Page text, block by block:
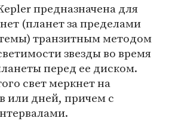
предназначена для
(планет за пределами
транзитным методом
звезды во время
перед ее диском.
свет меркнет на
или дней, причем с